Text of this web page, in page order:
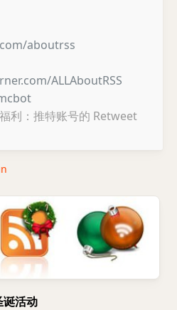
aboutrss
ALLAboutRSS
利：推特账号的 Retweet
诞活动